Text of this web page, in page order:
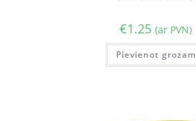
€1.25 (ar PVN)
Pievienot grozam